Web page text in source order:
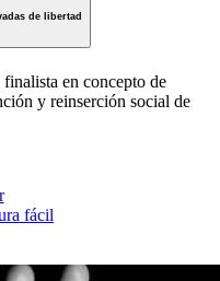
de libertad
en concepto de
y reinserción social de
fácil